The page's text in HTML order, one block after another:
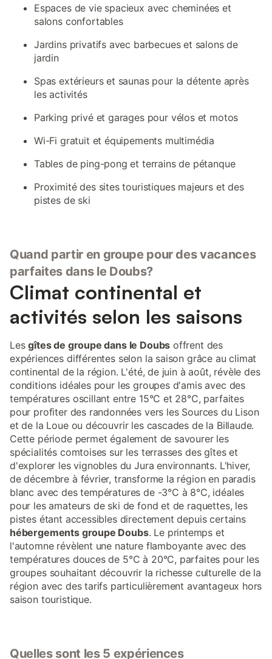
Espaces de vie spacieux avec cheminées et
salons confortables
Jardins privatifs avec barbecues et salons de
jardin
Spas extérieurs et saunas pour la détente après
les activités
Parking privé et garages pour vélos et motos
Wi-Fi gratuit et équipements multimédia
Tables de ping-pong et terrains de pétanque
Proximité des sites touristiques majeurs et des
pistes de ski
Quand partir en groupe pour des vacances
parfaites dans le Doubs?
Climat continental et
activités selon les saisons
Lesgîtes de groupe dans le Doubs offrent des
expériences différentes selon la saison grâce au climat
continental de la région. L'été, de juin à août, révèle des
conditions idéales pour les groupes d'amis avec des
températures oscillant entre 15°C et 28°C, parfaites
pour profiter des randonnées vers les Sources du Lison
et de la Loue ou découvrir les cascades de la Billaude.
Cette période permet également de savourer les
spécialités comtoises sur les terrasses des gîtes et
d'explorer les vignobles du Jura environnants. L'hiver,
de décembre à février, transforme la région en paradis
blanc avec des températures de -3°C à 8°C, idéales
pour les amateurs de ski de fond et de raquettes, les
pistes étant accessibles directement depuis certains
hébergements groupe Doubs. Le printemps et
l'automne révèlent une nature flamboyante avec des
températures douces de 5°C à 20°C, parfaites pour les
groupes souhaitant découvrir la richesse culturelle de la
région avec des tarifs particulièrement avantageux hors
saison touristique.
Quelles sont les 5 expériences